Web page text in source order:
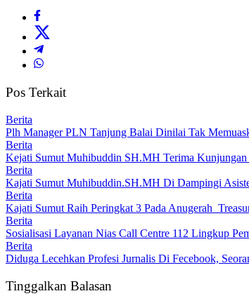
Pos Terkait
Berita
Plh Manager PLN Tanjung Balai Dinilai Tak
Berita
Kejati Sumut Muhibuddin SH.MH Terima
Berita
Kajati Sumut Muhibuddin.SH.MH Di Dampingi
Berita
Kajati Sumut Raih Peringkat 3 Pada Anugerah
Berita
Sosialisasi Layanan Nias Call Centre 112 Lingkup
Berita
Diduga Lecehkan Profesi Jurnalis Di Fecebook,
Tinggalkan Balasan